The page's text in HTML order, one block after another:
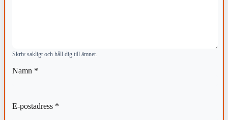
Skriv sakligt och håll dig till ämnet.
Namn *
E-postadress *